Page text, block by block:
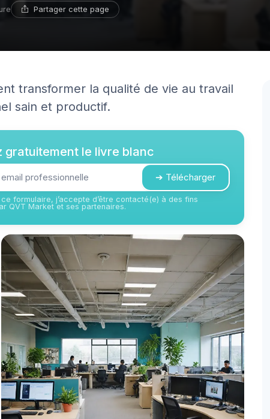
Partager cette page
transformer la qualité de vie au travail
sain et productif.
gratuitement le livre blanc
➔ Télécharger
ce formulaire, j’accepte d’être contacté(e) à des fins
QVT Market et ses partenaires.